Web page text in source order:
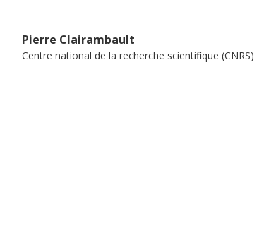
Pierre Clairambault
Centre national de la recherche scientifique (CNRS)